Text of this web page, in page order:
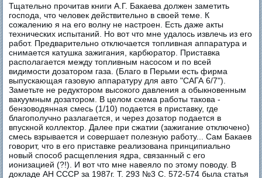
Тщательно прочитав книги А.Г. Бакаева должен заметить
господа, что человек действительно в своей теме. К
сожалению я на его волну не настроен. Есть даже акты
технических испытаний. Но вот что мне удалось извлечь из его
работ. Предварительно отключается топливная аппаратура и
снимается катушка зажигания, карбюратор. Приставка
располагается между топливным насосом и по всей
видимости дозатором газа. (Благо в Перьми есть фирма
выпускающая газовую аппаратуру для авто "САГА 6/7").
Заметьте не редуктором высокого давления а обыкновенным
вакуумным дозатором. В целом схема работы такова -
бензоводянная смесь (1/10) подается в приставку, где
благополучно разлагается, и через дозатор подается в
впускной коллектор. Далее при сжатии (зажигание отключено)
смесь взрывается и совершает полезную работу... Сам Бакаев
говорит, что в его приставке реализована принципиально
новый способ расщепления ядра, связанный с его
ионизацией (?!). И вот что мне навеяло по этому поводу. В
докладе АН СССР за 1987г. Т. 293 №3 С. 572-574 была статья